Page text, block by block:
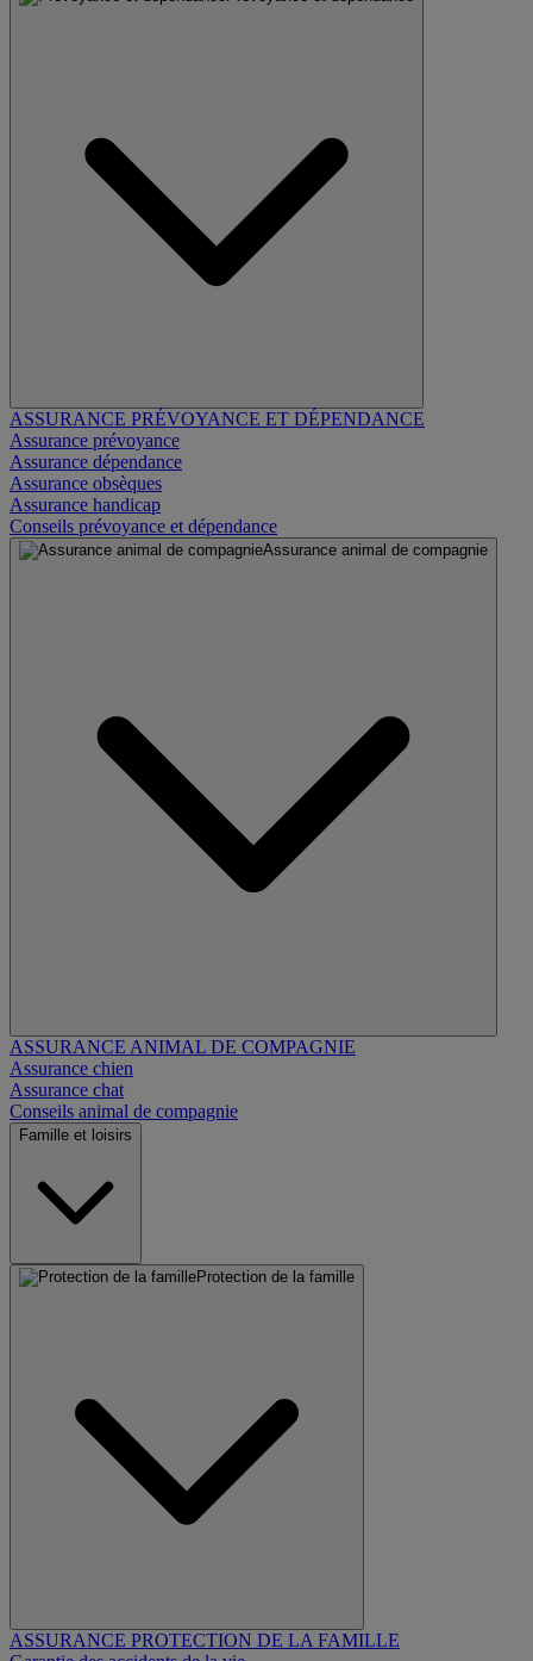
ASSURANCE PRÉVOYANCE ET DÉPENDANCE
Assurance prévoyance
Assurance dépendance
Assurance obsèques
Assurance handicap
Conseils prévoyance et dépendance
Assurance animal de compagnie
ASSURANCE ANIMAL DE COMPAGNIE
Assurance chien
Assurance chat
Conseils animal de compagnie
Famille et loisirs
Protection de la famille
ASSURANCE PROTECTION DE LA FAMILLE